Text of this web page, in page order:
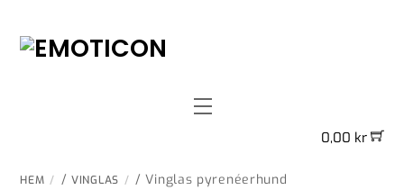
content
Menu
0,00 kr
HEM /VINGLAS / Vinglas pyrenéerhund